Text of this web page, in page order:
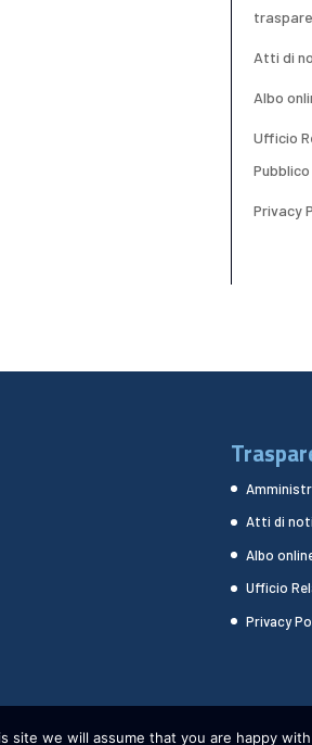
Atti di
Albo
Ufficio
Pubblico
Privacy
Atti di
Albo
Ufficio
Privacy
site we will assume that you are happy